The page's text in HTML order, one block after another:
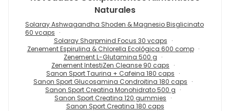
Naturales
Solaray Ashwagandha Shoden & Magnesio Bisglicinato
60 vcaps
Solaray Sharpmind Focus 30 vcaps
Zenement Espirulina & Chlorella Ecológica 600 comp
Zenement L-Glutamina 500 g
Zenement IntestiZen Cleanse 90 caps
Sanon Sport Taurina + Cafeina 180 caps
Sanon Sport Glucosamina Condroitina 180 caps
Sanon Sport Creatina Monohidrato 500 g
Sanon Sport Creatina 120 gummies
Sanon Sport Creatina 180 caps